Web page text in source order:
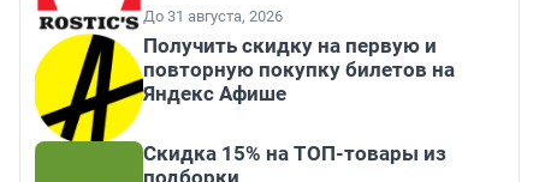
До 31 августа, 2026
Получить скидку на первую и
повторную покупку билетов на
Яндекс Афише
Скидка 15% на ТОП-товары из